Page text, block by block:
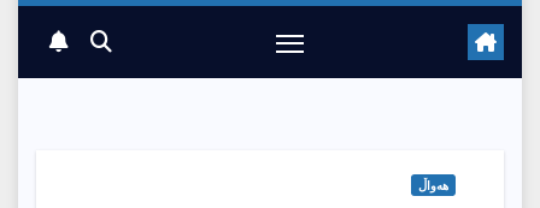
هەواڵ